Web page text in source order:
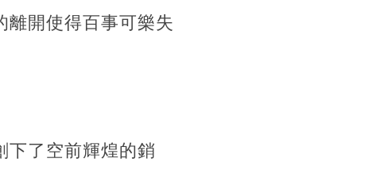
離開使得百事可樂失
下了空前輝煌的銷